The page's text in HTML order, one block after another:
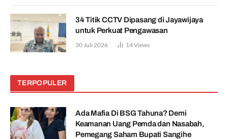
34 Titik CCTV Dipasang di Jayawijaya
untuk Perkuat Pengawasan
30 Juli 2026 14Views
TERPOPULER
Ada Mafia Di BSG Tahuna? Demi
Keamanan Uang Pemda dan Nasabah,
Pemegang Saham Bupati Sangihe